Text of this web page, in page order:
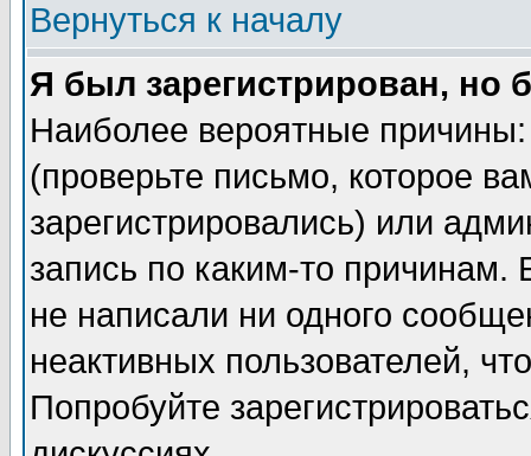
Вернуться к началу
Я был зарегистрирован, но
Наиболее вероятные
(проверьте письмо, которое
зарегистрировались) или
запись по каким-то
не написали ни одного
неактивных пользователей,
Попробуйте